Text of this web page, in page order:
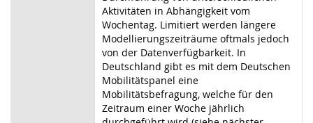
Aktivitäten in Abhängigkeit vom
Wochentag. Limitiert werden längere
Modellierungszeiträume oftmals jedoch
von der Datenverfügbarkeit. In
Deutschland gibt es mit dem Deutschen
Mobilitätspanel eine
Mobilitätsbefragung, welche für den
Zeitraum einer Woche jährlich